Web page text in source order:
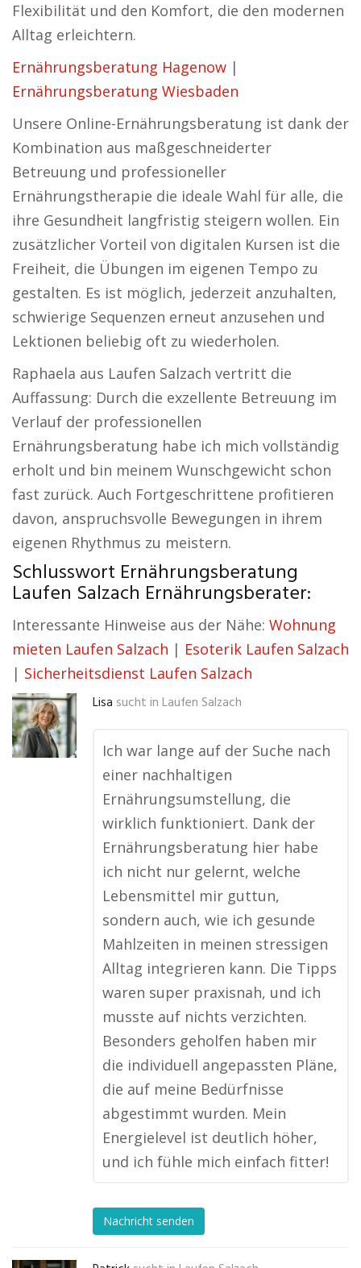
Flexibilität und den Komfort, die den modernen
Alltag erleichtern.
Ernährungsberatung Hagenow |
Ernährungsberatung Wiesbaden
Unsere Online-Ernährungsberatung ist dank der
Kombination aus maßgeschneiderter
Betreuung und professioneller
Ernährungstherapie die ideale Wahl für alle, die
ihre Gesundheit langfristig steigern wollen. Ein
zusätzlicher Vorteil von digitalen Kursen ist die
Freiheit, die Übungen im eigenen Tempo zu
gestalten. Es ist möglich, jederzeit anzuhalten,
schwierige Sequenzen erneut anzusehen und
Lektionen beliebig oft zu wiederholen.
Raphaela aus Laufen Salzach vertritt die
Auffassung: Durch die exzellente Betreuung im
Verlauf der professionellen
Ernährungsberatung habe ich mich vollständig
erholt und bin meinem Wunschgewicht schon
fast zurück. Auch Fortgeschrittene profitieren
davon, anspruchsvolle Bewegungen in ihrem
eigenen Rhythmus zu meistern.
Schlusswort Ernährungsberatung
Laufen Salzach Ernährungsberater:
Interessante Hinweise aus der Nähe: Wohnung
mieten Laufen Salzach | Esoterik Laufen Salzach
| Sicherheitsdienst Laufen Salzach
Lisa sucht in Laufen Salzach
Ich war lange auf der Suche nach
einer nachhaltigen
Ernährungsumstellung, die
wirklich funktioniert. Dank der
Ernährungsberatung hier habe
ich nicht nur gelernt, welche
Lebensmittel mir guttun,
sondern auch, wie ich gesunde
Mahlzeiten in meinen stressigen
Alltag integrieren kann. Die Tipps
waren super praxisnah, und ich
musste auf nichts verzichten.
Besonders geholfen haben mir
die individuell angepassten Pläne,
die auf meine Bedürfnisse
abgestimmt wurden. Mein
Energielevel ist deutlich höher,
und ich fühle mich einfach fitter!
Nachricht senden